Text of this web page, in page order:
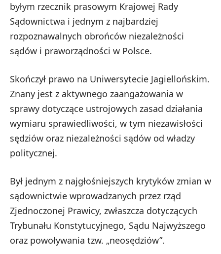
byłym rzecznik prasowym Krajowej Rady
Sądownictwa i jednym z najbardziej
rozpoznawalnych obrońców niezależności
sądów i praworządności w Polsce.
Skończył prawo na Uniwersytecie Jagiellońskim.
Znany jest z aktywnego zaangażowania w
sprawy dotyczące ustrojowych zasad działania
wymiaru sprawiedliwości, w tym niezawisłości
sędziów oraz niezależności sądów od władzy
politycznej.
Był jednym z najgłośniejszych krytyków zmian w
sądownictwie wprowadzanych przez rząd
Zjednoczonej Prawicy, zwłaszcza dotyczących
Trybunału Konstytucyjnego, Sądu Najwyższego
oraz powoływania tzw. „neosędziów”.